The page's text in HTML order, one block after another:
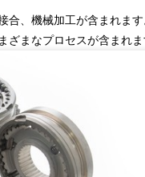
、機械加工が含まれま
まなプロセスが含まれま